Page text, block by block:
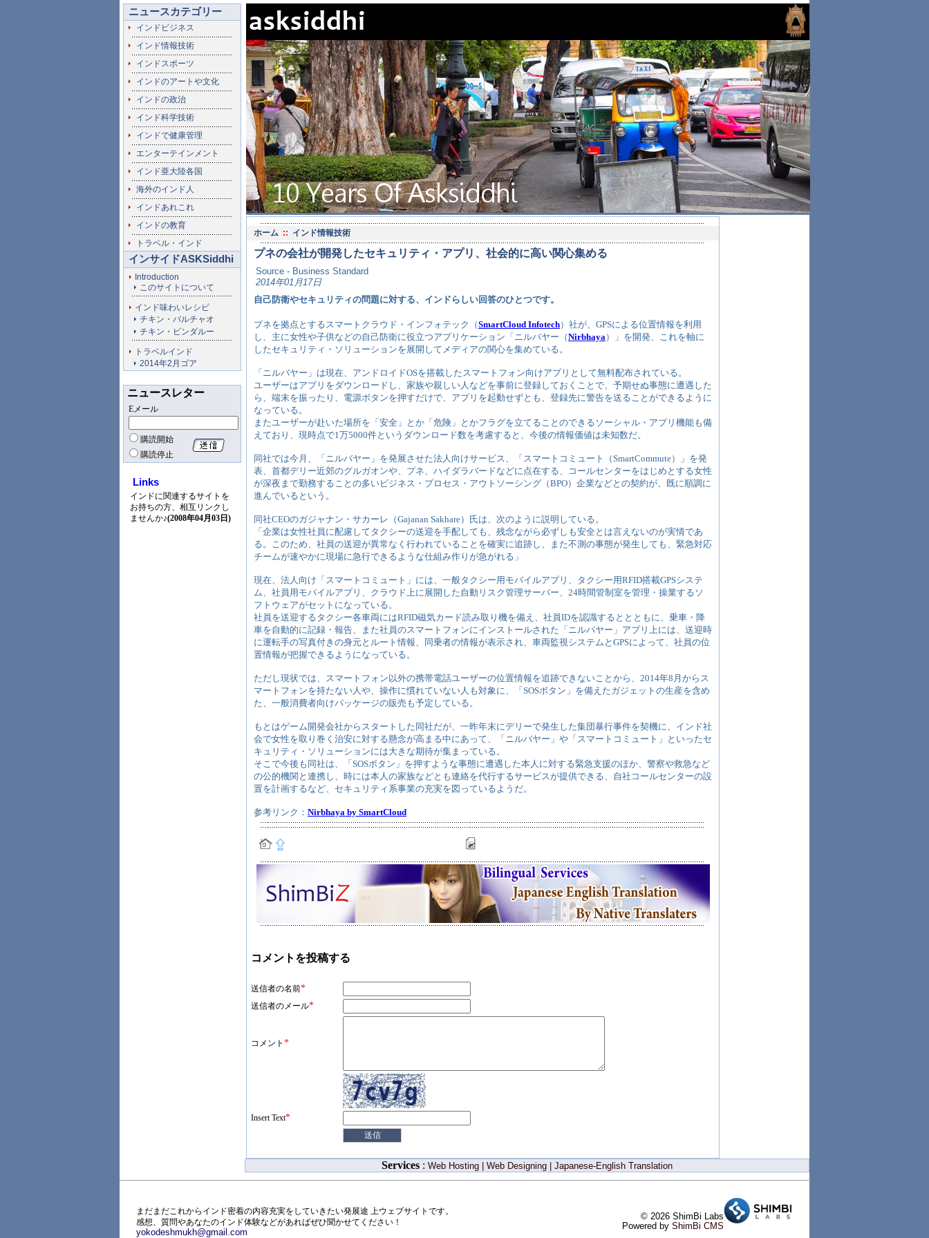
ニュースカテゴリー
インドビジネス
インド情報技術
インドスポーツ
インドのアートや文化
インドの政治
インド科学技術
インドで健康管理
エンターテインメント
インド亜大陸各国
海外のインド人
インドあれこれ
インドの教育
トラベル・インド
インサイドASKSiddhi
Introduction
このサイトについて
インド味わいレシピ
チキン・バルチャオ
チキン・ビンダルー
トラベルインド
2014年2月ゴア
ニュースレター
Eメール
購読開始
購読停止
Links
インドに関連するサイトを
お持ちの方、相互リンクし
ませんか♪(2008年04月03日)
ホーム :: インド情報技術
プネの会社が開発したセキュリティ・アプリ、社会的に高い関心集める
Source - Business Standard
2014年01月17日
自己防衛やセキュリティの問題に対する、インドらしい回答のひとつです。
プネを拠点とするスマートクラウド・インフォテック（SmartCloud Infotech）社が、GPSによる位置情報を利用
し、主に女性や子供などの自己防衛に役立つアプリケーション「ニルバヤー（Nirbhaya）」を開発、これを軸に
したセキュリティ・ソリューションを展開してメディアの関心を集めている。
「ニルバヤー」は現在、アンドロイドOSを搭載したスマートフォン向けアプリとして無料配布されている。
ユーザーはアプリをダウンロードし、家族や親しい人などを事前に登録しておくことで、予期せぬ事態に遭遇した
ら、端末を振ったり、電源ボタンを押すだけで、アプリを起動せずとも、登録先に警告を送ることができるように
なっている。
またユーザーが赴いた場所を「安全」とか「危険」とかフラグを立てることのできるソーシャル・アプリ機能も備
えており、現時点で1万5000件というダウンロード数を考慮すると、今後の情報価値は未知数だ。
同社では今月、「ニルバヤー」を発展させた法人向けサービス、「スマートコミュート（SmartCommute）」を発
表、首都デリー近郊のグルガオンや、プネ、ハイダラバードなどに点在する、コールセンターをはじめとする女性
が深夜まで勤務することの多いビジネス・プロセス・アウトソーシング（BPO）企業などとの契約が、既に順調に
進んでいるという。
同社CEOのガジャナン・サカーレ（Gajanan Sakhare）氏は、次のように説明している。
「企業は女性社員に配慮してタクシーの送迎を手配しても、残念ながら必ずしも安全とは言えないのが実情であ
る。このため、社員の送迎が異常なく行われていることを確実に追跡し、また不測の事態が発生しても、緊急対応
チームが速やかに現場に急行できるような仕組み作りが急がれる」
現在、法人向け「スマートコミュート」には、一般タクシー用モバイルアプリ、タクシー用RFID搭載GPSシステ
ム、社員用モバイルアプリ、クラウド上に展開した自動リスク管理サーバー、24時間管制室を管理・操業するソ
フトウェアがセットになっている。
社員を送迎するタクシー各車両にはRFID磁気カード読み取り機を備え、社員IDを認識するととともに、乗車・降
車を自動的に記録・報告、また社員のスマートフォンにインストールされた「ニルバヤー」アプリ上には、送迎時
に運転手の写真付きの身元とルート情報、同乗者の情報が表示され、車両監視システムとGPSによって、社員の位
置情報が把握できるようになっている。
ただし現状では、スマートフォン以外の携帯電話ユーザーの位置情報を追跡できないことから、2014年8月からス
マートフォンを持たない人や、操作に慣れていない人も対象に、「SOSボタン」を備えたガジェットの生産を含め
た、一般消費者向けパッケージの販売も予定している。
もとはゲーム開発会社からスタートした同社だが、一昨年末にデリーで発生した集団暴行事件を契機に、インド社
会で女性を取り巻く治安に対する懸念が高まる中にあって、「ニルバヤー」や「スマートコミュート」といったセ
キュリティ・ソリューションには大きな期待が集まっている。
そこで今後も同社は、「SOSボタン」を押すような事態に遭遇した本人に対する緊急支援のほか、警察や救急など
の公的機関と連携し、時には本人の家族などとも連絡を代行するサービスが提供できる、自社コールセンターの設
置を計画するなど、セキュリティ系事業の充実を図っているようだ。
参考リンク： Nirbhaya by SmartCloud
コメントを投稿する
送信者の名前*
送信者のメール*
コメント *
Insert Text*
Services : Web Hosting Web Designing Japanese-English Translation
まだまだこれからインド密着の内容充実をしていきたい発展途 上ウェブサイトです。
感想、質問やあなたのインド体験などがあればぜひ聞かせてください！
yokodeshmukh@gmail.com
© 2026 ShimBi Labs
Powered by ShimBi CMS